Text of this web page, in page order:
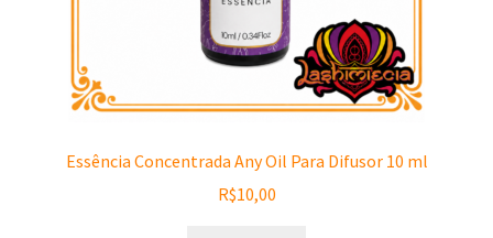
Essência Concentrada Any Oil Para Difusor 10 ml
R$10,00